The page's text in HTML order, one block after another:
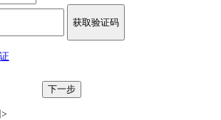
获取验证码
下一步